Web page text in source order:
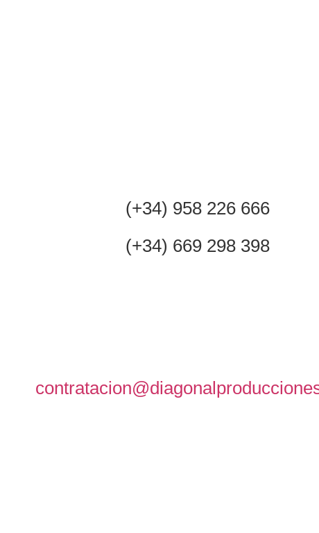
(+34) 958 226 666
(+34) 669 298 398